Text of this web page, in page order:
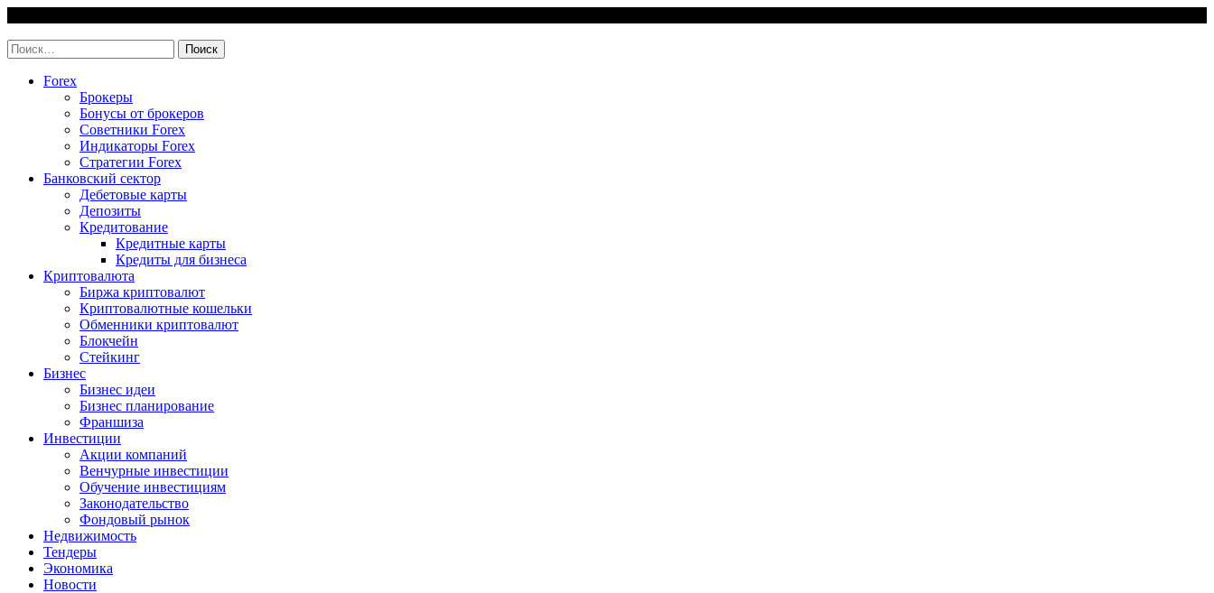
content
Найти:
Forex
Брокеры
Бонусы от брокеров
Советники Forex
Индикаторы Forex
Стратегии Forex
Банковский сектор
Дебетовые карты
Депозиты
Кредитование
Кредитные карты
Кредиты для бизнеса
Криптовалюта
Биржа криптовалют
Криптовалютные кошельки
Обменники криптовалют
Блокчейн
Стейкинг
Бизнес
Бизнес идеи
Бизнес планирование
Франшиза
Инвестиции
Акции компаний
Венчурные инвестиции
Обучение инвестициям
Законодательство
Фондовый рынок
Недвижимость
Тендеры
Экономика
Новости